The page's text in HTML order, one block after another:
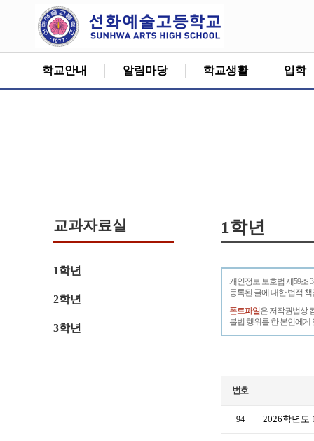
학교안내 알림마당 학교생활 입학
교과자료실
1학년
2학년
3학년
1학년
개인정보 보호법 제59조
등록된 글에 대한 법적
폰트파일은 저작권법상
불법 행위를 한 본인에게
번호
94 2026학년도